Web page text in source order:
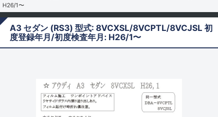
H26/1〜
A3 セダン (RS3) 型式: 8VCXSL/8VCPTL/8VCJSL 初
度登録年月/初度検査年月: H26/1〜